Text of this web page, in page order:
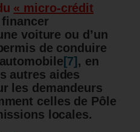
« micro-crédit
voiture ou d’un
de conduire
[7] , en
autres aides
les demandeurs
celles de Pôle
locales.